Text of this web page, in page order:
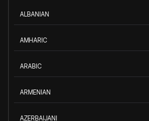
ALBANIAN
AMHARIC
ARABIC
ARMENIAN
AZERBAIJANI